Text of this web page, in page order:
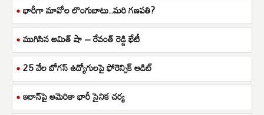
భారీగా మావోల లొంగుబాటు..మరి గణపతి?
ముగిసిన అమిత్ షా – రేవంత్ రెడ్డి భేటీ
25 వేల బోగస్ ఉద్యోగులపై ఫోరెన్సిక్ ఆడిట్
ఇరాన్‌పై అమెరికా భారీ సైనిక చర్య